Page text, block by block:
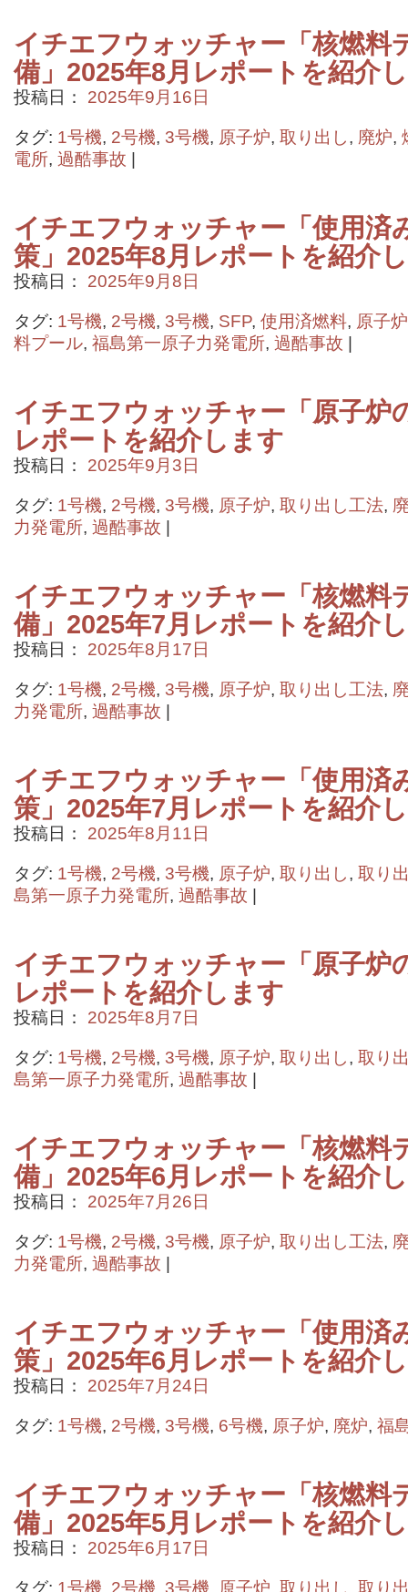
イチエフウォッチャー「核燃料
備」2025年8月レポートを紹介
投稿日： 2025年9月16日
タグ: 1号機, 2号機, 3号機, 原子炉, 取り出し, 廃炉,
電所, 過酷事故
イチエフウォッチャー「使用済
策」2025年8月レポートを紹介
投稿日： 2025年9月8日
タグ: 1号機, 2号機, 3号機, SFP, 使用済燃料, 原子炉
料プール, 福島第一原子力発電所, 過酷事故
イチエフウォッチャー「原子炉
レポートを紹介します
投稿日： 2025年9月3日
タグ: 1号機, 2号機, 3号機, 原子炉, 取り出し工法,
力発電所, 過酷事故
イチエフウォッチャー「核燃料
備」2025年7月レポートを紹介
投稿日： 2025年8月17日
タグ: 1号機, 2号機, 3号機, 原子炉, 取り出し工法,
力発電所, 過酷事故
イチエフウォッチャー「使用済
策」2025年7月レポートを紹介
投稿日： 2025年8月11日
タグ: 1号機, 2号機, 3号機, 原子炉, 取り出し, 取り
島第一原子力発電所, 過酷事故
イチエフウォッチャー「原子炉
レポートを紹介します
投稿日： 2025年8月7日
タグ: 1号機, 2号機, 3号機, 原子炉, 取り出し, 取り
島第一原子力発電所, 過酷事故
イチエフウォッチャー「核燃料
備」2025年6月レポートを紹介
投稿日： 2025年7月26日
タグ: 1号機, 2号機, 3号機, 原子炉, 取り出し工法,
力発電所, 過酷事故
イチエフウォッチャー「使用済
策」2025年6月レポートを紹介
投稿日： 2025年7月24日
タグ: 1号機, 2号機, 3号機, 6号機, 原子炉, 廃炉, 福
イチエフウォッチャー「核燃料
備」2025年5月レポートを紹介
投稿日： 2025年6月17日
タグ: 1号機 2号機 3号機 原子炉 取り出し 取り